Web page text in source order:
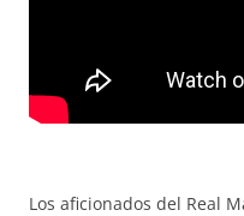
Los aficionados del Real